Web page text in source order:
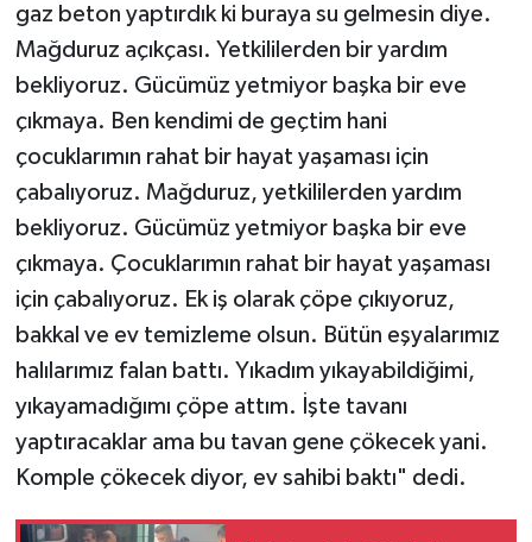
gaz beton yaptırdık ki buraya su gelmesin diye.
Mağduruz açıkçası. Yetkililerden bir yardım
bekliyoruz. Gücümüz yetmiyor başka bir eve
çıkmaya. Ben kendimi de geçtim hani
çocuklarımın rahat bir hayat yaşaması için
çabalıyoruz. Mağduruz, yetkililerden yardım
bekliyoruz. Gücümüz yetmiyor başka bir eve
çıkmaya. Çocuklarımın rahat bir hayat yaşaması
için çabalıyoruz. Ek iş olarak çöpe çıkıyoruz,
bakkal ve ev temizleme olsun. Bütün eşyalarımız
halılarımız falan battı. Yıkadım yıkayabildiğimi,
yıkayamadığımı çöpe attım. İşte tavanı
yaptıracaklar ama bu tavan gene çökecek yani.
Komple çökecek diyor, ev sahibi baktı" dedi.